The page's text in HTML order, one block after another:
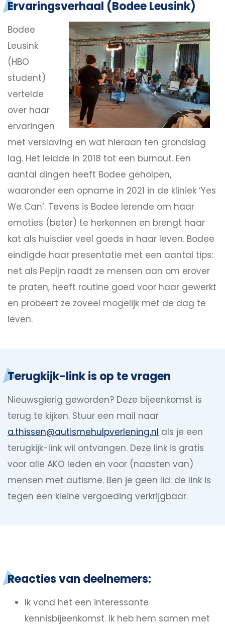
Ervaringsverhaal (Bodee Leusink)
Bodee
Leusink
(HBO
student)
vertelde
over haar
ervaringen
met verslaving en wat hieraan ten grondslag
lag. Het leidde in 2018 tot een burnout. Een
aantal dingen heeft Bodee geholpen,
waaronder een opname in 2021 in de kliniek ‘Yes
We Can’. Tevens is Bodee lerende om haar
emoties (beter) te herkennen en brengt haar
kat als huisdier veel goeds in haar leven. Bodee
eindigde haar presentatie met een aantal tips:
net als Pepijn raadt ze mensen aan om erover
te praten, heeft routine goed voor haar gewerkt
en probeert ze zoveel mogelijk met de dag te
leven.
Terugkijk-link is op te vragen
Nieuwsgierig geworden? Deze bijeenkomst is
terug te kijken. Stuur een mail naar
a.thissen@autismehulpverlening.nl als je een
terugkijk-link wil ontvangen. Deze link is gratis
voor alle AKO leden en voor (naasten van)
mensen met autisme. Ben je geen lid: de link is
tegen een kleine vergoeding verkrijgbaar.
Reacties van deelnemers:
Ik vond het een interessante
kennisbijeenkomst. Ik heb hem samen met